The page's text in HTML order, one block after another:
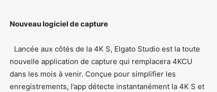
Nouveau logiciel de capture
Lancée aux côtés de la 4K S, Elgato Studio est la toute
nouvelle application de capture qui remplacera 4KCU
dans les mois à venir. Conçue pour simplifier les
enregistrements, l’app détecte instantanément la 4K S et